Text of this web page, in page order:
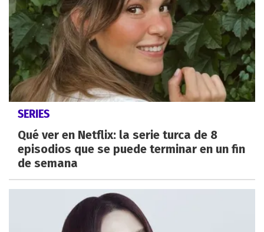
SERIES
Qué ver en Netflix: la serie turca de 8
episodios que se puede terminar en un fin
de semana